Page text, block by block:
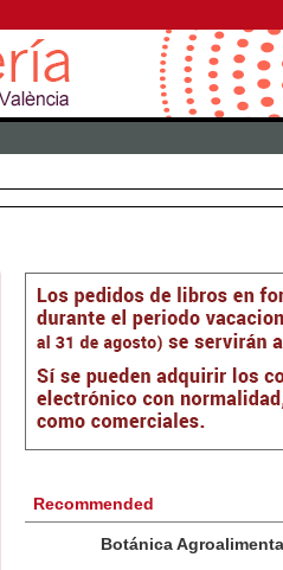
Recommended
Botánica Agroalimentaria